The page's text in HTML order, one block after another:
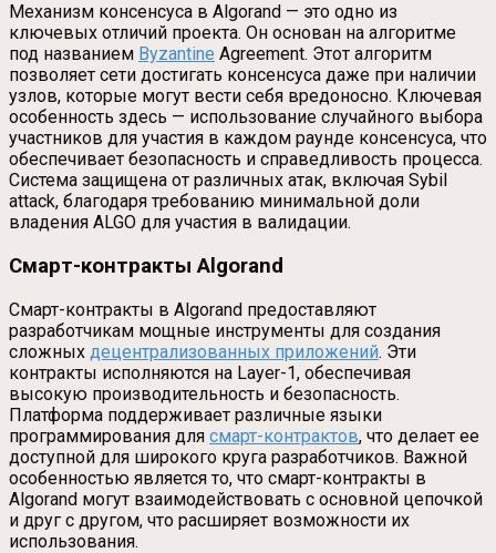
Механизм консенсуса в Algorand — это одно из
ключевых отличий проекта. Он основан на алгоритме
под названием Byzantine Agreement. Этот алгоритм
позволяет сети достигать консенсуса даже при наличии
узлов, которые могут вести себя вредоносно. Ключевая
особенность здесь — использование случайного выбора
участников для участия в каждом раунде консенсуса, что
обеспечивает безопасность и справедливость процесса.
Система защищена от различных атак, включая Sybil
attack, благодаря требованию минимальной доли
владения ALGO для участия в валидации.
Смарт-контракты Algorand
Смарт-контракты в Algorand предоставляют
разработчикам мощные инструменты для создания
сложных децентрализованных приложений. Эти
контракты исполняются на Layer-1, обеспечивая
высокую производительность и безопасность.
Платформа поддерживает различные языки
программирования для смарт-контрактов, что делает ее
доступной для широкого круга разработчиков. Важной
особенностью является то, что смарт-контракты в
Algorand могут взаимодействовать с основной цепочкой
и друг с другом, что расширяет возможности их
использования.